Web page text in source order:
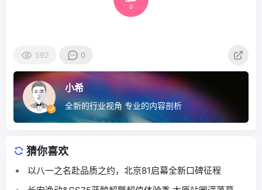
0
592 0
小希
全新的行业视角 专业的内容剖析
猜你喜欢
以八一之名赴品质之约，北京81启幕全新口碑征程